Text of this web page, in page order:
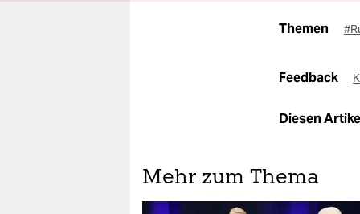
Themen
Feedback
Diesen
Mehr zum Thema